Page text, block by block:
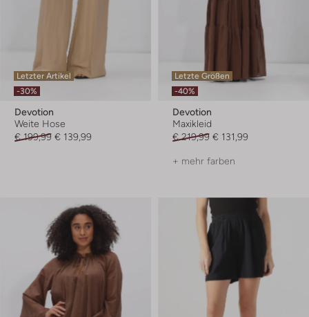
Letzter Artikel
-30%
Devotion
Weite Hose
€ 199,99 € 139,99
Letzte Größen
-40%
Devotion
Maxikleid
€ 219,99 € 131,99
+ mehr farben